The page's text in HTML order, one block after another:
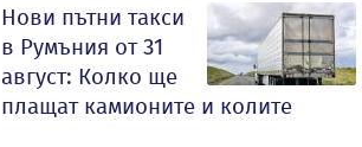
Нови пътни такси
в Румъния от 31
август: Колко ще
плащат камионите и колите